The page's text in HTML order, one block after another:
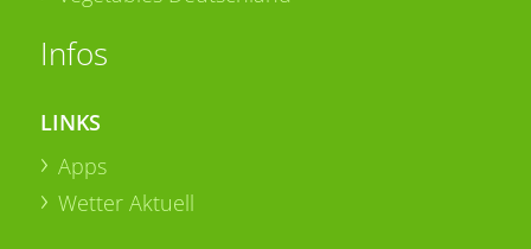
Infos
LINKS
Apps
Wetter Aktuell